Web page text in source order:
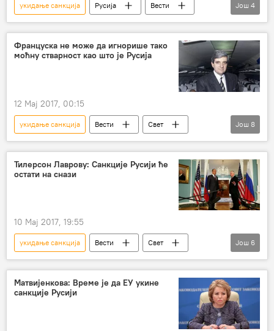
укидање санкција Русија
Вести
Свет
Саудијска Арабија
Адел ал-Џубеир
санкције Русији
Још 4
Француска не може да игнорише тако
моћну стварност као што је Русија
12 Мај 2017, 00:15
укидање санкција Вести
Свет
Француска
Франсоа Митеран
Емануел Макрон
Жан Пјер Шевенман
Жак Ширак
Још 8
Тилерсон Лаврову: Санкције Русији ће
остати на снази
10 Мај 2017, 19:55
укидање санкција Вести
Свет
Сирија
Сергеј Лавров
Рекс Тилерсон
Стејт департмент
санкције Русији
Још 6
Матвијенкова: Време је да ЕУ укине
санкције Русији